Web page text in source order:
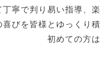
丁寧で判り易い指導、
びを皆様とゆっくり
初めての方